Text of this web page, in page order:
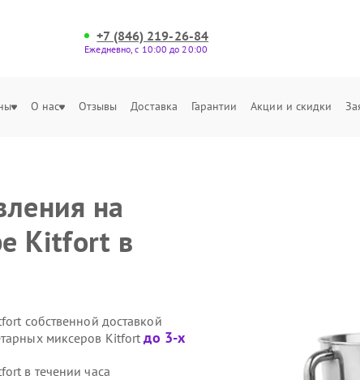
+7 (846) 219-26-84
Ежедневно, с 10:00 до 20:00
О нас Отзывы Доставка Гарантии Акции и скидки
на
Kitfort в
собственной доставкой
миксеров Kitfortдо 3-х
в течении часа